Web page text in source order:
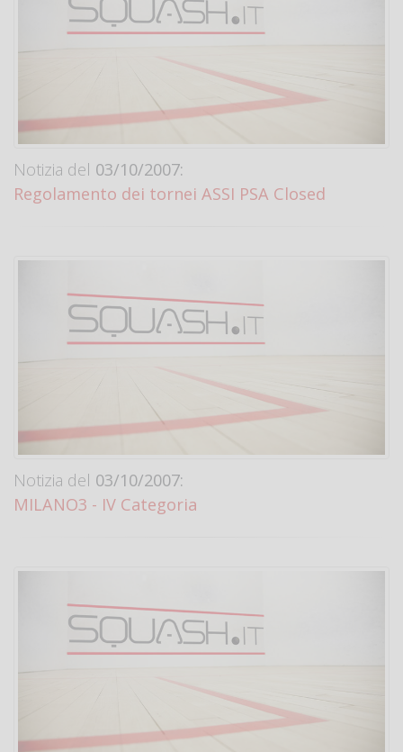
Notizia del 03/10/2007:
Regolamento dei tornei ASSI PSA Closed
Notizia del 03/10/2007:
MILANO3 - IV Categoria